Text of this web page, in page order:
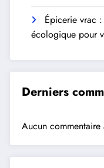
Épicerie vrac
écologique pour
Derniers
Aucun